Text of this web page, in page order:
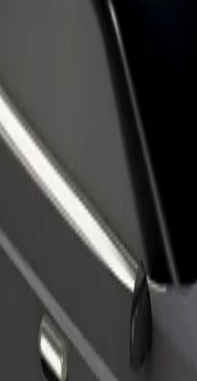
restorānu vai veikalu
vairāk klientu un paaugstini
Tavā pilsētā un izvēlies ceļam piemērotāko braucienu.
Lejupielādēt lietotni